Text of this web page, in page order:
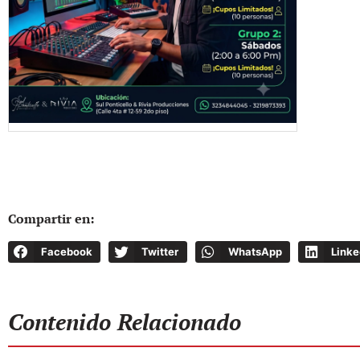
Compartir en:
Facebook Twitter WhatsApp
Contenido Relacionado